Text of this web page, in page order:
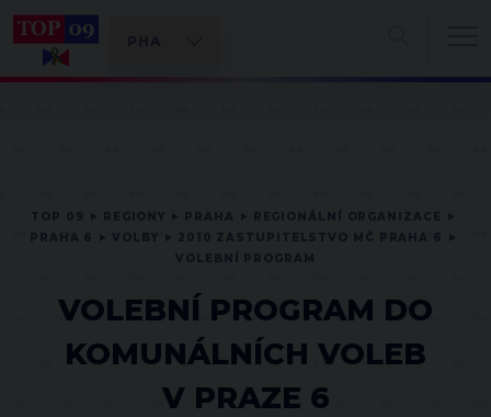
VOLEBNÍ PROGRAM DO
KOMUNÁLNÍCH VOLEB
V PRAZE 6